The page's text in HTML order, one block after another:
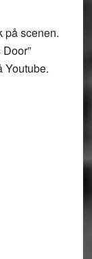
på scenen.
Youtube.